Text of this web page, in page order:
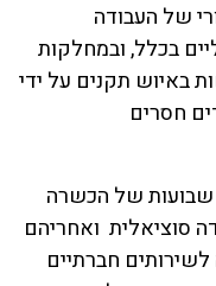
של העבודה
בכלל, ובמחלקות
באיוש תקנים על ידי
חסרים
של הכשרה
סוציאלית ואחריהם
חברתיים